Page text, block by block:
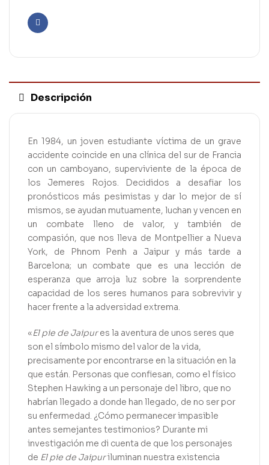
Facebook
Descripción
En 1984, un joven estudiante víctima de un grave
accidente coincide en una clínica del sur de Francia
con un camboyano, superviviente de la época de
los Jemeres Rojos. Decididos a desafiar los
pronósticos más pesimistas y dar lo mejor de sí
mismos, se ayudan mutuamente, luchan y vencen en
un combate lleno de valor, y también de
compasión, que nos lleva de Montpellier a Nueva
York, de Phnom Penh a Jaipur y más tarde a
Barcelona; un combate que es una lección de
esperanza que arroja luz sobre la sorprendente
capacidad de los seres humanos para sobrevivir y
hacer frente a la adversidad extrema.
«El pie de Jaipures la aventura de unos seres que
son el símbolo mismo del valor de la vida,
precisamente por encontrarse en la situación en la
que están. Personas que confiesan, como el físico
Stephen Hawking a un personaje del libro, que no
habrían llegado a donde han llegado, de no ser por
su enfermedad. ¿Cómo permanecer impasible
antes semejantes testimonios? Durante mi
investigación me di cuenta de que los personajes
de El pie de Jaipuriluminan nuestra existencia